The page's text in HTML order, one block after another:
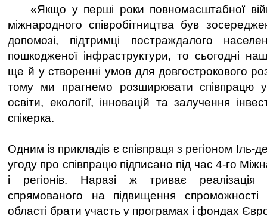
«Якщо у перші роки повномасштабної
міжнародного співробітництва був
допомозі, підтримці постраждалого
пошкодженої інфраструктури, то сьогодні
ще й у створенні умов для довгострокового
тому ми прагнемо розширювати співпрацю
освіти, екології, інновацій та залучення
спікерка.
Одним із прикладів є співпраця з регіоном Іль-
угоду про співпрацю підписано під час 4-го
і регіонів. Наразі ж триває реалізація
спрямованого на підвищення
області брати участь у програмах і фондах